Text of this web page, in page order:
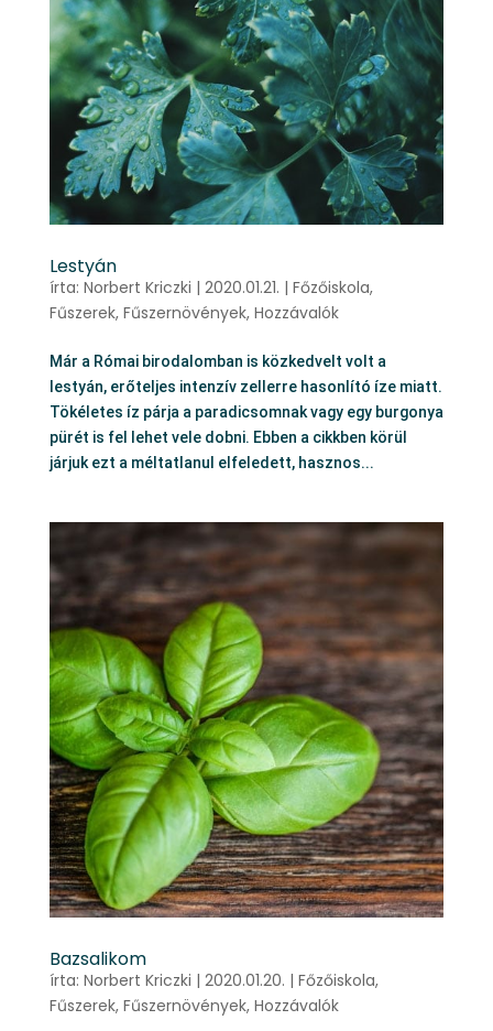
Lestyán
írta: Norbert Kriczki | 2020.01.21. | Főzőiskola,
Fűszerek, Fűszernövények, Hozzávalók
Már a Római birodalomban is közkedvelt volt a
lestyán, erőteljes intenzív zellerre hasonlító íze miatt.
Tökéletes íz párja a paradicsomnak vagy egy burgonya
pürét is fel lehet vele dobni. Ebben a cikkben körül
járjuk ezt a méltatlanul elfeledett, hasznos...
Bazsalikom
írta: Norbert Kriczki | 2020.01.20. | Főzőiskola,
Fűszerek, Fűszernövények, Hozzávalók